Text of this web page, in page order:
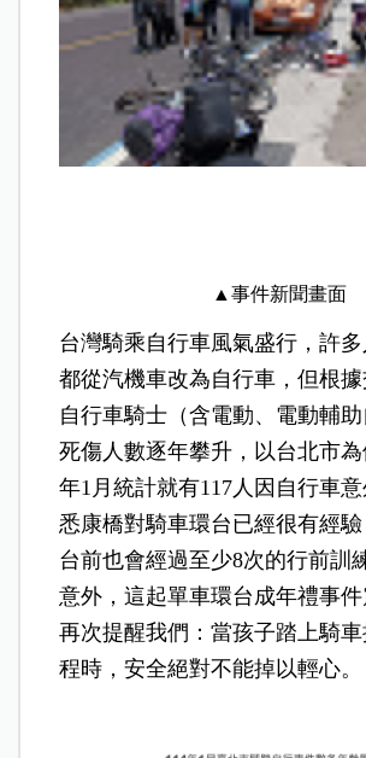
▲事件新聞畫面
台灣騎乘自行車風氣盛行，許
都從汽機車改為自行車，但根據
自行車騎士（含電動、電動輔
死傷人數逐年攀升，以台北市
年1月統計就有117人因自行車
悉康橋對騎車環台已經很有經
台前也會經過至少8次的行前訓
意外，這起單車環台成年禮事
再次提醒我們：當孩子踏上騎
程時，安全絕對不能掉以輕心。